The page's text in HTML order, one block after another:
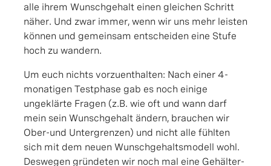
alle ihrem Wunschgehalt einen gleichen Schritt
näher. Und zwar immer, wenn wir uns mehr leisten
können und gemeinsam entscheiden eine Stufe
hoch zu wandern.
Um euch nichts vorzuenthalten: Nach einer 4-
monatigen Testphase gab es noch einige
ungeklärte Fragen (z.B. wie oft und wann darf
mein sein Wunschgehalt ändern, brauchen wir
Ober-und Untergrenzen) und nicht alle fühlten
sich mit dem neuen Wunschgehaltsmodell wohl.
Deswegen gründeten wir noch mal eine Gehälter-